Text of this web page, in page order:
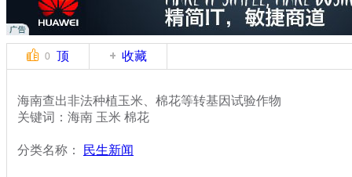
0 顶 收藏
海南查出非法种植玉米、棉花等转基因试验作物
关键词：海南 玉米 棉花
分类名称： 民生新闻